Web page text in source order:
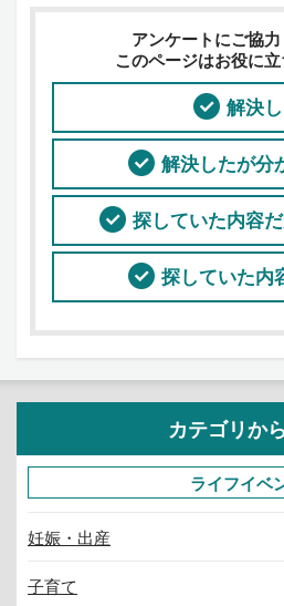
アンケートにご協力
このページはお役に
解決
解決したが分
探していた内容
探していた内
カテゴリか
ライフイベ
妊娠・出産
子育て